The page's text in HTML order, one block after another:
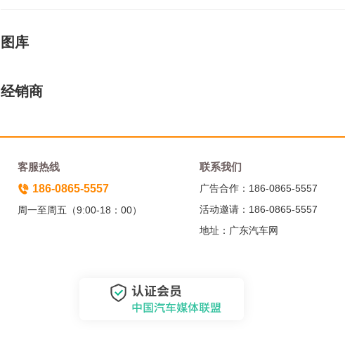
图库
经销商
客服热线
186-0865-5557
周一至周五（9:00-18：00）
联系我们
广告合作：186-0865-5557
活动邀请：186-0865-5557
地址：广东汽车网